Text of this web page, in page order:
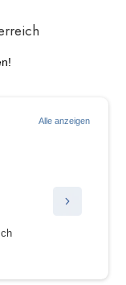
Alle anzeigen